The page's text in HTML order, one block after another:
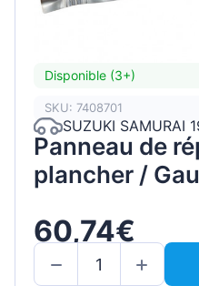
Disponible (3+)
SKU: 7408701
SUZUKI SAMURAI
Panneau de
plancher /
60,74€